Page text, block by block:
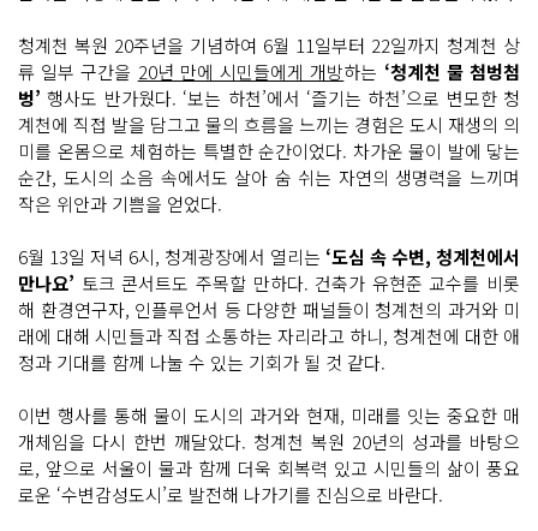
청계천 복원 20주년을 기념하여 6월 11일부터 22일까지 청계천 상
류 일부 구간을 20년 만에 시민들에게 개방하는 ‘청계천 물 첨벙첨
벙’ 행사도 반가웠다. ‘보는 하천’에서 ‘즐기는 하천’으로 변모한 청
계천에 직접 발을 담그고 물의 흐름을 느끼는 경험은 도시 재생의 의
미를 온몸으로 체험하는 특별한 순간이었다. 차가운 물이 발에 닿는
순간, 도시의 소음 속에서도 살아 숨 쉬는 자연의 생명력을 느끼며
작은 위안과 기쁨을 얻었다.
6월 13일 저녁 6시, 청계광장에서 열리는 ‘도심 속 수변, 청계천에서
만나요’ 토크 콘서트도 주목할 만하다. 건축가 유현준 교수를 비롯
해 환경연구자, 인플루언서 등 다양한 패널들이 청계천의 과거와 미
래에 대해 시민들과 직접 소통하는 자리라고 하니, 청계천에 대한 애
정과 기대를 함께 나눌 수 있는 기회가 될 것 같다.
이번 행사를 통해 물이 도시의 과거와 현재, 미래를 잇는 중요한 매
개체임을 다시 한번 깨달았다. 청계천 복원 20년의 성과를 바탕으
로, 앞으로 서울이 물과 함께 더욱 회복력 있고 시민들의 삶이 풍요
로운 ‘수변감성도시’로 발전해 나가기를 진심으로 바란다.